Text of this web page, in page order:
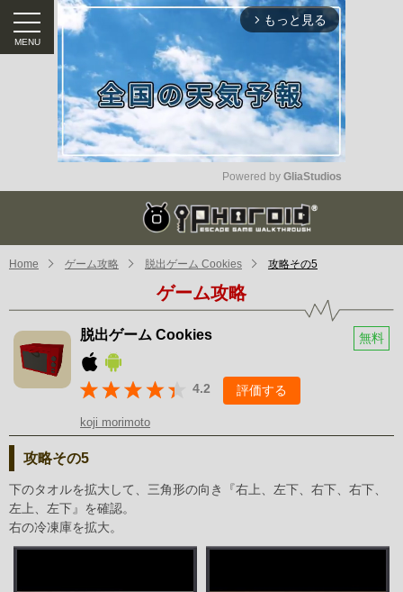
arrow_forward_ios もっと見る
Unmute
Powered by GliaStudios
Home ゲーム攻略 脱出ゲーム Cookies 攻略その5
ゲーム攻略
脱出ゲーム Cookies 無料
4.2 評価する
koji morimoto
攻略その5
下のタオルを拡大して、三角形の向き『右上、左下、右下、右下、
左上、左下』を確認。
右の冷凍庫を拡大。